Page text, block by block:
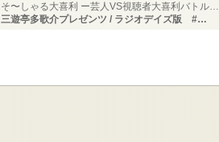
そ〜しゃる大喜利 ー芸人VS視聴者大喜利バトル…
三遊亭多歌介プレゼンツ / ラジオデイズ版 #…